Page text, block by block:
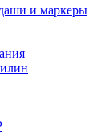
и маркеры